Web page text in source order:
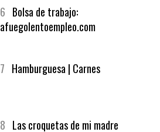
6Bolsa de trabajo: